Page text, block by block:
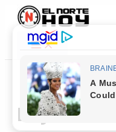
contenido
Main
Menu
Llegan cerca
Navegación
entradas